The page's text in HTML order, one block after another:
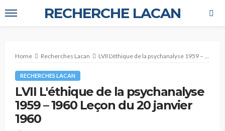
RECHERCHE LACAN
Home Recherches Lacan LVII L'éthique de la psychanalyse 1959 – 1960 Leçon du 20 janvier 1960
RECHERCHES LACAN
LVII L'éthique de la psychanalyse
1959 – 1960 Leçon du 20 janvier
1960